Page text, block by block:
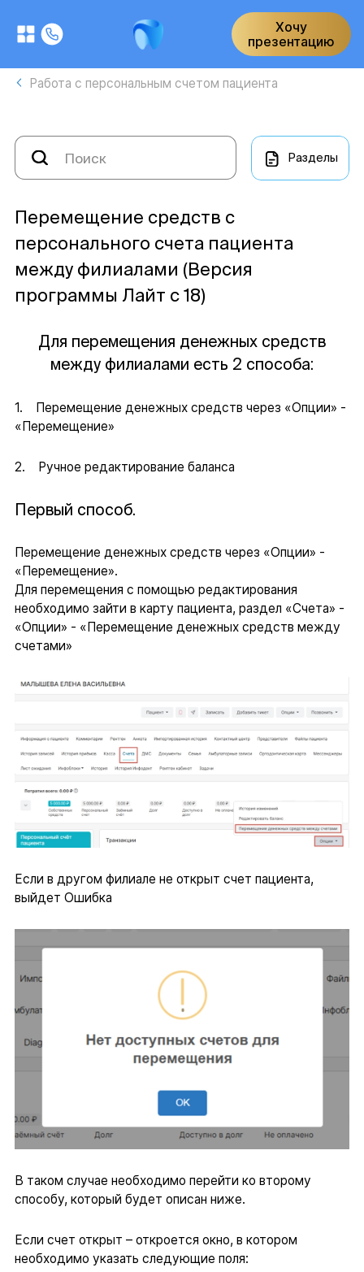
Хочу
презентацию
Работа с персональным счетом пациента
Разделы
Перемещение средств с
персонального счета пациента
между филиалами (Версия
программы Лайт с 18)
Для перемещения денежных средств
между филиалами есть 2 способа:
1. Перемещение денежных средств через «Опции» -
«Перемещение»
2. Ручное редактирование баланса
Первый способ.
Перемещение денежных средств через «Опции» -
«Перемещение».
Для перемещения с помощью редактирования
необходимо зайти в карту пациента, раздел «Счета» -
«Опции» - «Перемещение денежных средств между
счетами»
Если в другом филиале не открыт счет пациента,
выйдет Ошибка
В таком случае необходимо перейти ко второму
способу, который будет описан ниже.
Если счет открыт – откроется окно, в котором
необходимо указать следующие поля: